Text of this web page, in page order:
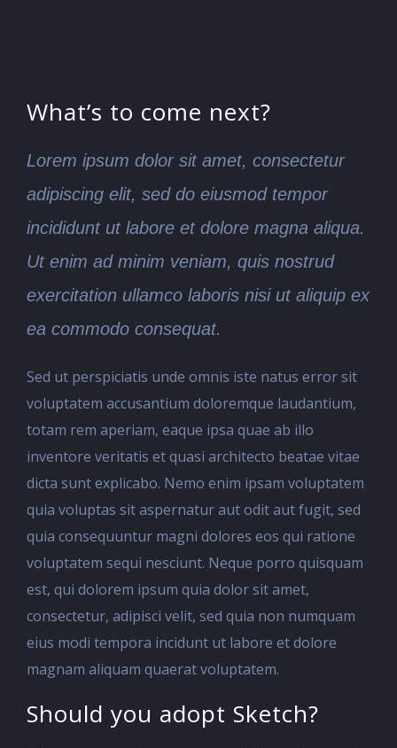
What’s to come next?
Lorem ipsum dolor sit amet, consectetur
adipiscing elit, sed do eiusmod tempor
incididunt ut labore et dolore magna aliqua.
Ut enim ad minim veniam, quis nostrud
exercitation ullamco laboris nisi ut aliquip ex
ea commodo consequat.
Sed ut perspiciatis unde omnis iste natus error sit
voluptatem accusantium doloremque laudantium,
totam rem aperiam, eaque ipsa quae ab illo
inventore veritatis et quasi architecto beatae vitae
dicta sunt explicabo. Nemo enim ipsam voluptatem
quia voluptas sit aspernatur aut odit aut fugit, sed
quia consequuntur magni dolores eos qui ratione
voluptatem sequi nesciunt. Neque porro quisquam
est, qui dolorem ipsum quia dolor sit amet,
consectetur, adipisci velit, sed quia non numquam
eius modi tempora incidunt ut labore et dolore
magnam aliquam quaerat voluptatem.
Should you adopt Sketch?